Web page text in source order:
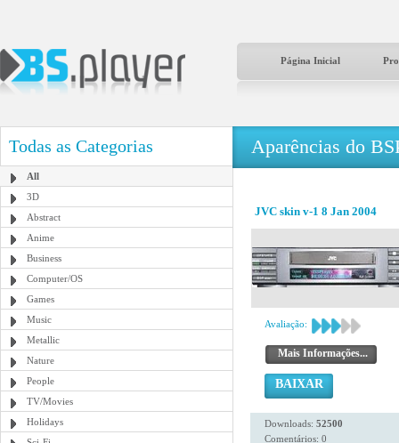
Página Inicial
Todas as Categorias
All
3D
Abstract
Anime
Business
Computer/OS
Games
Music
Metallic
Nature
People
TV/Movies
Holidays
Aparências do
JVC skin v-1 8 Jan 2004
Avaliação:
Mais Informações...
BAIXAR
Downloads: 52500
Comentários: 0